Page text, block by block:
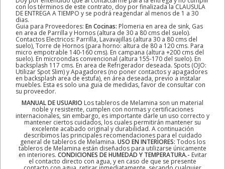
con los términos de este contrato, doy por finalizada la CLAUSULA
DE ENTREGA A TIEMPO y se podrá reagendar al menos de 1 a 30
dias.
Guia para Proveedores: En Cocinas: Plomeria en area de sink, Gas
en area de Parrilla y Hornos (altura de 30 a 80 cms del suelo).
Contactos Electricos: Parrilla, Lavavajillas (altura 30 a 80 cms del
suelo), Torre de Hornos (para horno: altura de 80 a 120 cms. Para
micro empotrable 140-160 cms). En campana (altura +200 cms del
suelo). En microondas convencional (altura 155-170 del suelo). En
backsplash 117 cms. En area de Refrigerador deseada. Spots (OJO:
Utilizar Spot Slim) y Apagadores (no poner contactos y apagadores
en backsplash area de estufa), en área deseada, previo a instalar
muebles. Esta es solo una guia de medidas, favor de consultar con
su proveedor.
MANUAL DE USUARIO Los tableros de Melamina son un material
noble y resistente, cumplen con normas y certificaciones
internacionales, sin embargo, es importante darle un uso correcto y
mantener ciertos cuidados, los cuales permitirán mantener su
excelente acabado original y durabilidad. A continuación
describimos las principales recomendaciones para el cuidado
general de tableros de Melamina. USO EN INTERIORES: Todos los
tableros de Melamina están diseñados para utilizarse únicamente
en interiores. CONDICIONES DE HUMEDAD Y TEMPERATURA.- Evitar
el contacto directo con agua, y en caso de que se presente